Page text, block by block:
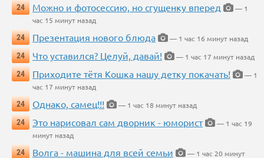
24 Можно и фотосессию, но сгущенку вперед
— 1
час 15 минут назад
24
Презентация нового блюда
— 1 час 16 минут назад
24
Что уставился? Целуй, давай!
— 1 час 17 минут назад
24
Приходите тётя Кошка нашу детку покачать!
— 1
час 17 минут назад
24
Однако, самец!!!
— 1 час 18 минут назад
24
Это нарисовал сам дворник - юморист
— 1 час 19
минут назад
24
Волга - машина для всей семьи
— 1 час 20 минут